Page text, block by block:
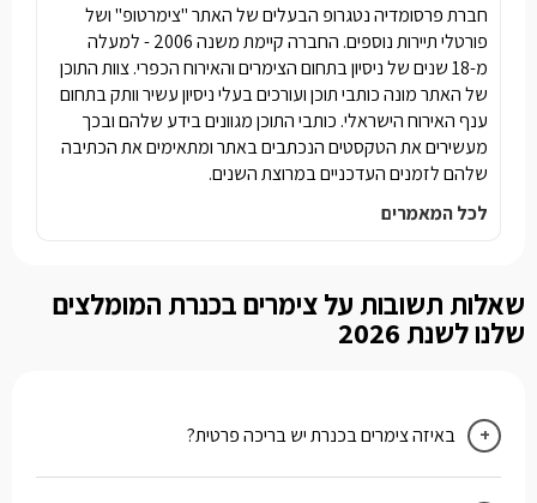
חברת פרסומדיה נטגרופ הבעלים של האתר "צימרטופ" ושל
פורטלי תיירות נוספים. החברה קיימת משנה 2006 - למעלה
מ-18 שנים של ניסיון בתחום הצימרים והאירוח הכפרי. צוות התוכן
של האתר מונה כותבי תוכן ועורכים בעלי ניסיון עשיר וותק בתחום
ענף האירוח הישראלי. כותבי התוכן מגוונים בידע שלהם ובכך
מעשירים את הטקסטים הנכתבים באתר ומתאימים את הכתיבה
שלהם לזמנים העדכניים במרוצת השנים.
לכל המאמרים
שאלות תשובות על צימרים בכנרת המומלצים
שלנו לשנת 2026
באיזה צימרים בכנרת יש בריכה פרטית?